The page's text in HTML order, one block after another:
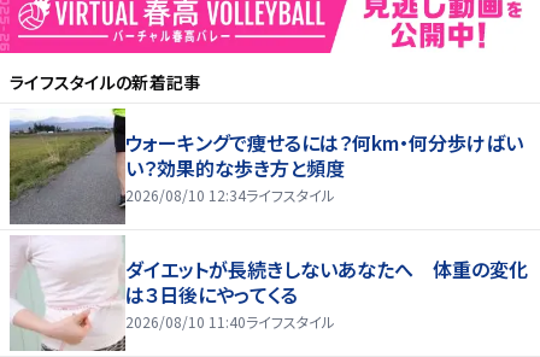
ライフスタイルの新着記事
ウォーキングで痩せるには？何km・何分歩けばい
い？効果的な歩き方と頻度
2026/08/10 12:34ライフスタイル
ダイエットが長続きしないあなたへ 体重の変化
は３日後にやってくる
2026/08/10 11:40ライフスタイル